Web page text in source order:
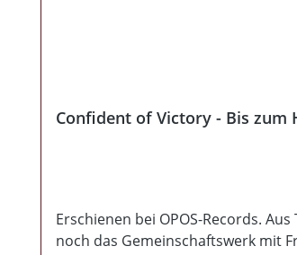
Confident of Victory - Bis zum
Erschienen bei OPOS-Records.
noch das Gemeinschaftswerk mit